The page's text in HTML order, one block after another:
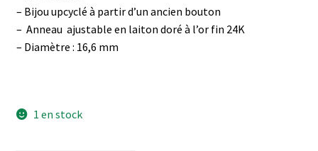
– Bijou upcyclé à partir d’un ancien bouton
– Anneau ajustable en laiton doré à l’or fin 24K
– Diamètre : 16,6 mm
1 en stock